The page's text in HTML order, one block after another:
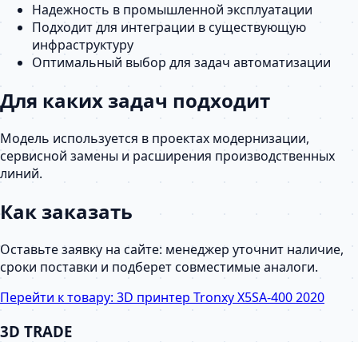
Надежность в промышленной эксплуатации
Подходит для интеграции в существующую
инфраструктуру
Оптимальный выбор для задач автоматизации
Для каких задач подходит
Модель используется в проектах модернизации,
сервисной замены и расширения производственных
линий.
Как заказать
Оставьте заявку на сайте: менеджер уточнит наличие,
сроки поставки и подберет совместимые аналоги.
Перейти к товару: 3D принтер Tronxy X5SA-400 2020
3D TRADE